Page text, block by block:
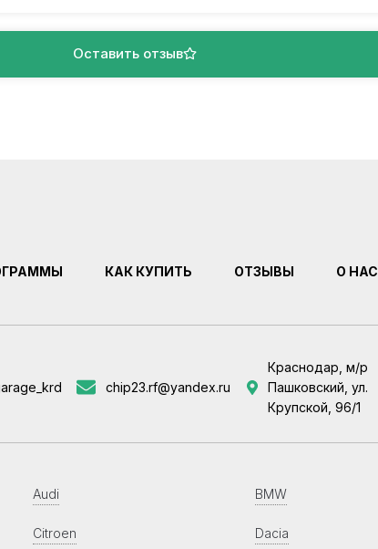
Оставить отзыв
КАК КУПИТЬ ОТЗЫВЫ О НАС
chip23.rf@yandex.ru
Краснодар, м/р
Пашковский, ул.
Крупской, 96/1
Audi BMW
Citroen Dacia